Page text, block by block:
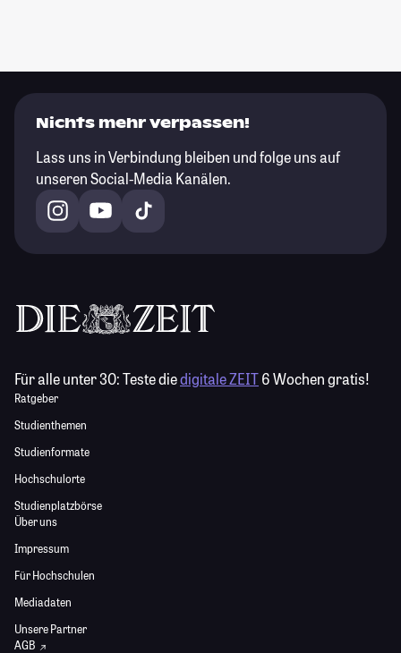
Nichts mehr verpassen!
Lass uns in Verbindung bleiben und folge uns auf
unseren Social-Media Kanälen.
Für alle unter 30:Teste diedigitale ZEIT6 Wochen gratis!
Ratgeber
Studienthemen
Studienformate
Hochschulorte
Studienplatzbörse
Über uns
Impressum
Für Hochschulen
Mediadaten
Unsere Partner
AGB